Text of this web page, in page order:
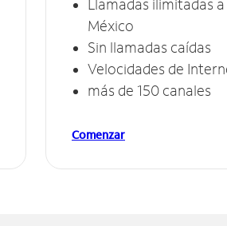
Llamadas ilimitadas
México
Sin llamadas caídas
Velocidades de
más de 150 canales
Comenzar